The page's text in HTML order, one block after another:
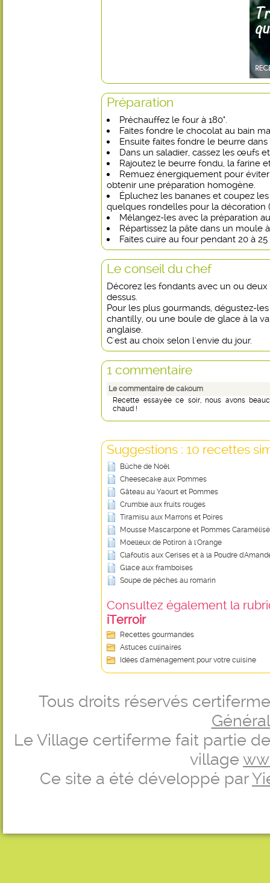
Préparation
Préchauffez le four à 180°.
Faites fondre le chocolat au bain
Ensuite faites fondre le beurre
Dans un saladier, cassez les œufs
Rajoutez le beurre fondu, la farine
Remuez énergiquement pour
obtenir une préparation homogène.
Épluchez les bananes et coupez
quelques rondelles pour la décoration
Mélangez-les avec la préparation
Répartissez la pâte dans un moule
Faites cuire au four pendant 20 à
Le conseil du chef
Décorez les fondants avec un ou
dessus.
Pour les plus gourmands, dégustez-
chantilly, ou une boule de glace à la
anglaise.
C'est au choix selon l'envie du jour.
1 commentaire
Le commentaire de cakoum
Recette essayée ce soir, nous avons
chaud !
Suggestions : 10 recettes
Bûche de Noël
Cheesecake aux Pommes
Gâteau au Yaourt et Pommes
Crumble aux fruits rouges
Tiramisu aux Marrons et Poires
Mousse Mascarpone et Pommes
Moelleux de Potiron à l'Orange
Clafoutis aux Cerises et à la Poudre
Glace aux framboises
Soupe de pêches au romarin
Consultez également la
iTerroir
Recettes gourmandes
Astuces culinaires
Idées d’aménagement pour votre cuisine
Tous droits réservés
Le Village certiferme fait partie
village
Ce site a été développé par